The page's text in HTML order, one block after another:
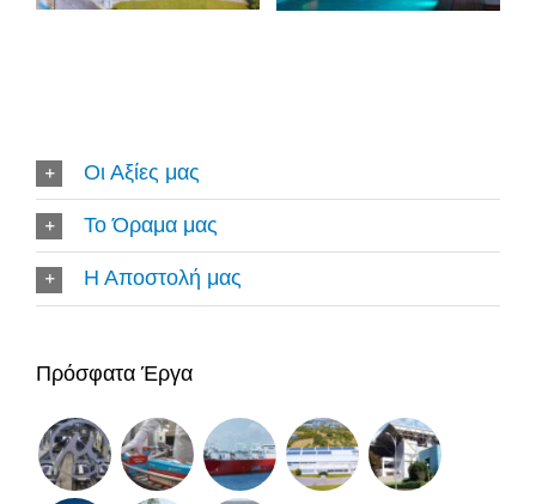
Οι Αξίες μας
Το Όραμα μας
Η Αποστολή μας
Πρόσφατα Έργα